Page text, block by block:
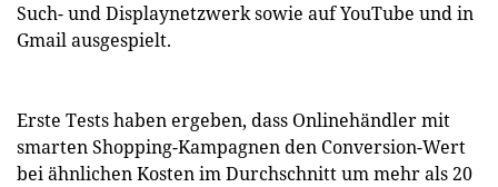
Such- und Displaynetzwerk sowie auf YouTube und in
Gmail ausgespielt.
Erste Tests haben ergeben, dass Onlinehändler mit
smarten Shopping-Kampagnen den Conversion-Wert
bei ähnlichen Kosten im Durchschnitt um mehr als 20